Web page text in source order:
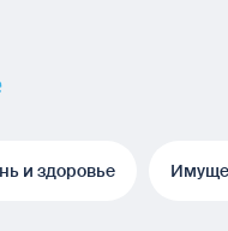
и здоровье